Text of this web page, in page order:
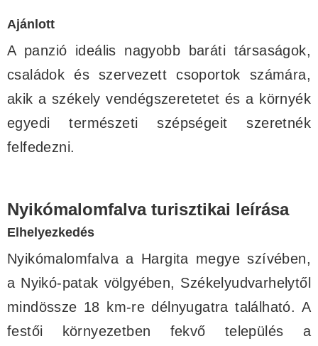
Ajánlott
A panzió ideális nagyobb baráti társaságok,
családok és szervezett csoportok számára,
akik a székely vendégszeretetet és a környék
egyedi természeti szépségeit szeretnék
felfedezni.
Nyikómalomfalva turisztikai leírása
Elhelyezkedés
Nyikómalomfalva a Hargita megye szívében,
a Nyikó-patak völgyében, Székelyudvarhelytől
mindössze 18 km-re délnyugatra található. A
festői környezetben fekvő település a